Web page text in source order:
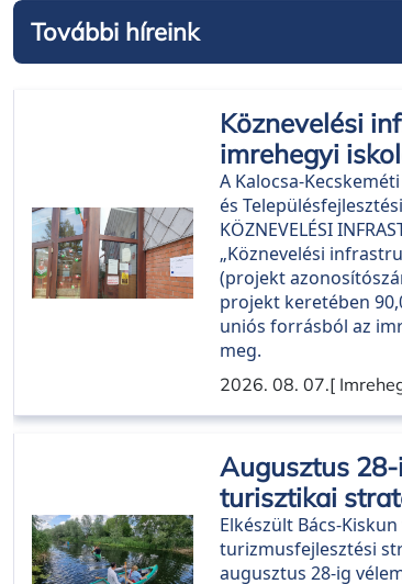
További híreink
Köznevelési
imrehegyi
A Kalocsa-
és
KÖZNEVELÉSI
„Köznevelési
(projekt
projekt keretében
uniós forrásból az
meg.
2026. 08. 07.[
Augusztus
turisztikai
Elkészült Bács-
turizmusfejlesztési
augusztus 28-ig